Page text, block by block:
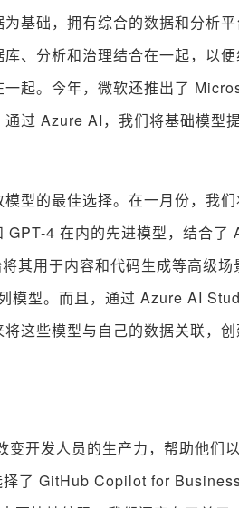
基础，拥有综合的数据和分析平
、分析和治理结合在一起，以便
起。今年，微软还推出了
过 Azure AI，我们将基础模型
型的最佳选择。在一月份，我
4 在内的先进模型，结合了
其用于内容和代码生成等高级
模型。而且，通过 Azure AI
这些模型与自己的数据关联，
开发人员的生产力，帮助他们
了 GitHub Copilot for